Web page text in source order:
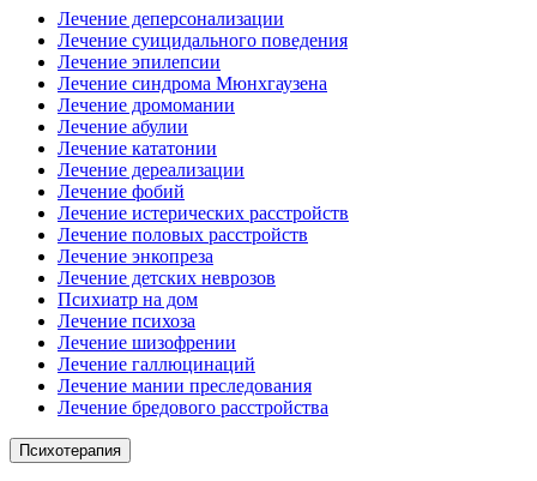
Лечение деперсонализации
Лечение суицидального поведения
Лечение эпилепсии
Лечение синдрома Мюнхгаузена
Лечение дромомании
Лечение абулии
Лечение кататонии
Лечение дереализации
Лечение фобий
Лечение истерических расстройств
Лечение половых расстройств
Лечение энкопреза
Лечение детских неврозов
Психиатр на дом
Лечение психоза
Лечение шизофрении
Лечение галлюцинаций
Лечение мании преследования
Лечение бредового расстройства
Психотерапия